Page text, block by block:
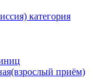
категория
приём)